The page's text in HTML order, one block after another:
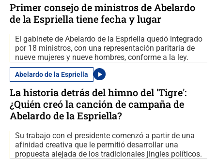
Primer consejo de ministros de Abelardo
de la Espriella tiene fecha y lugar
El gabinete de Abelardo de la Espriella quedó integrado
por 18 ministros, con una representación paritaria de
nueve mujeres y nueve hombres, conforme a la ley.
Abelardo de la Espriella
La historia detrás del himno del 'Tigre':
¿Quién creó la canción de campaña de
Abelardo de la Espriella?
Su trabajo con el presidente comenzó a partir de una
afinidad creativa que le permitió desarrollar una
propuesta alejada de los tradicionales jingles políticos.